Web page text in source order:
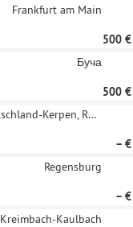
Frankfurt am Main
500 €
Буча
500 €
Deutschland-Kerpen, Rheinland
– €
Regensburg
– €
Kreimbach-Kaulbach